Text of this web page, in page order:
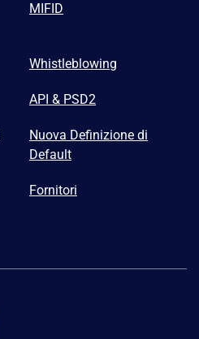
MIFID
Whistleblowing
API & PSD2
Nuova Definizione di
Default
Fornitori